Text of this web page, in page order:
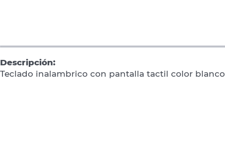
Descripción:
Teclado inalambrico con pantalla tactil color blanco